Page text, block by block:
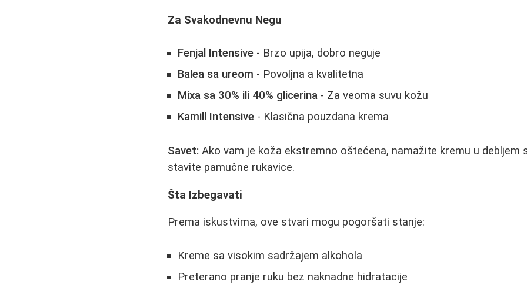
Za Svakodnevnu Negu
Fenjal Intensive - Brzo upija, dobro neguje
Balea sa ureom - Povoljna a kvalitetna
Mixa sa 30% ili 40% glicerina - Za veoma suvu kožu
Kamill Intensive - Klasična pouzdana krema
Savet: Ako vam je koža ekstremno oštećena, namažite kremu u debljem
stavite pamučne rukavice.
Šta Izbegavati
Prema iskustvima, ove stvari mogu pogoršati stanje:
Kreme sa visokim sadržajem alkohola
Preterano pranje ruku bez naknadne hidratacije